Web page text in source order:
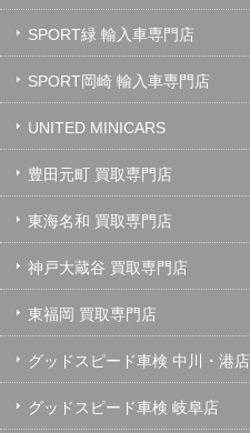
SPORT緑 輸入車専門店
SPORT岡崎 輸入車専門店
UNITED MINICARS
豊田元町 買取専門店
東海名和 買取専門店
神戸大蔵谷 買取専門店
東福岡 買取専門店
グッドスピード車検 中川・港店
グッドスピード車検 岐阜店